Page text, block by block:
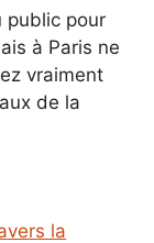
public pour
à Paris ne
vraiment
de la
la